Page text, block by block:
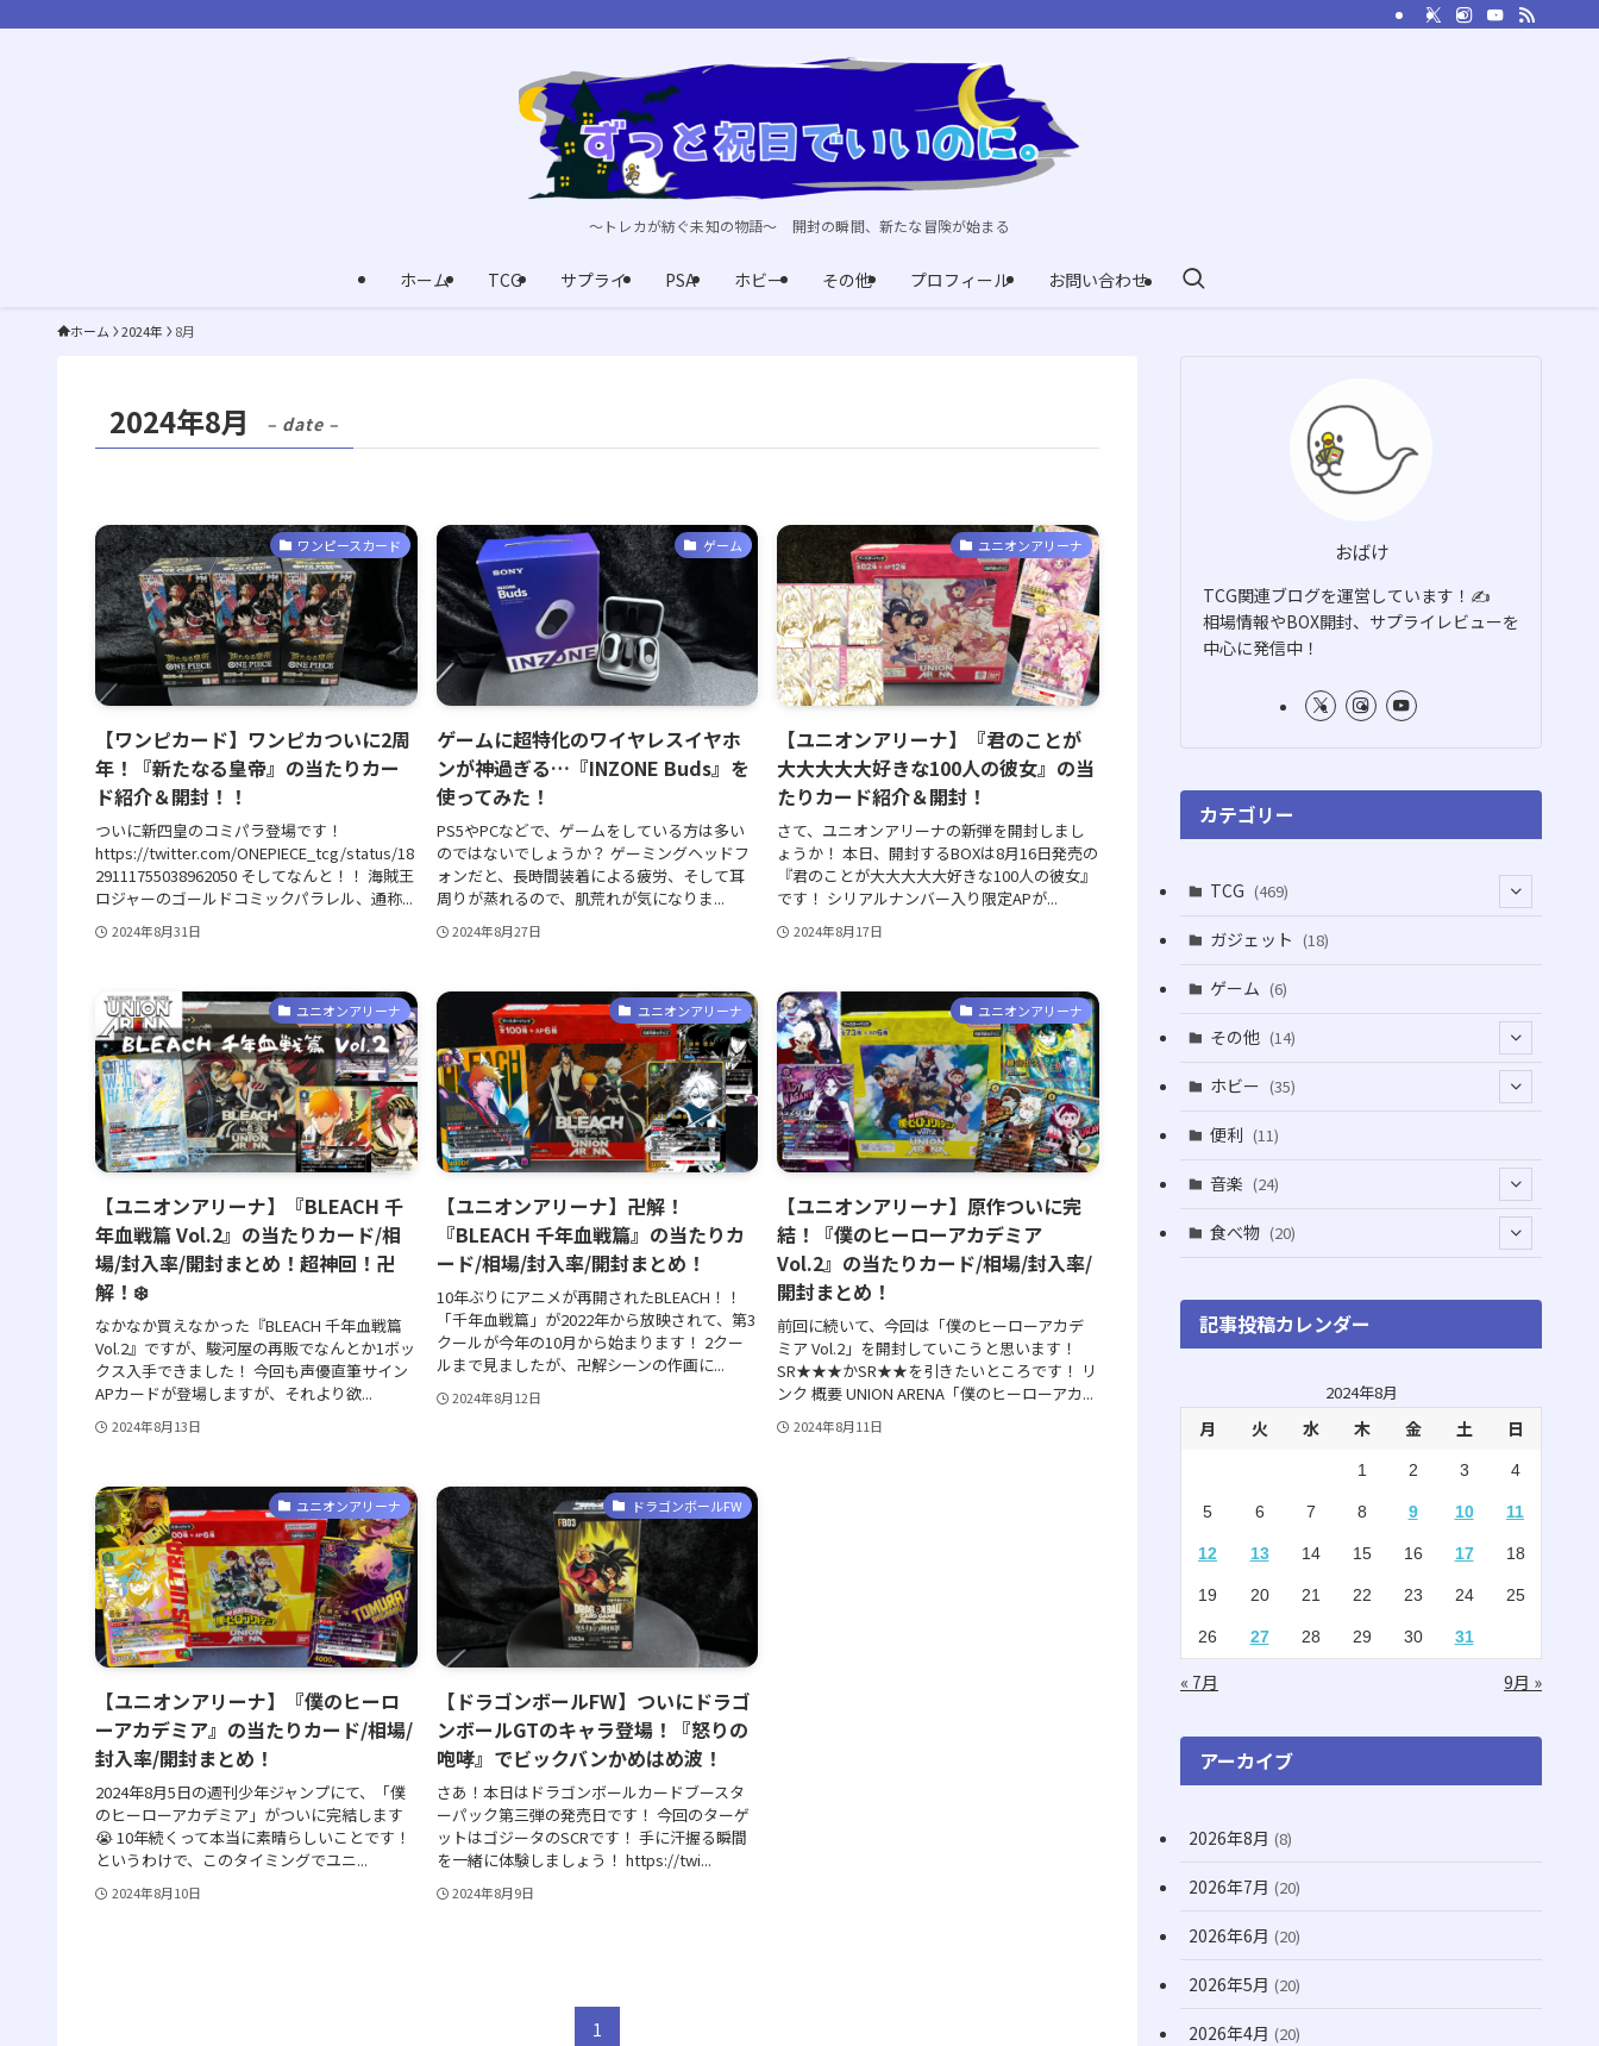
～トレカが紡ぐ未知の物語～ 開封の瞬間、新たな冒険が始まる
ホーム TCG サプライ PSA ホビー その他 プロフィール お問い合わせ
ホーム 2024年 8月
2024年8月 – date –
ワンピースカード
【ワンピカード】ワンピカついに2周
年！『新たなる皇帝』の当たりカー
ド紹介＆開封！！
ついに新四皇のコミパラ登場です！
https://twitter.com/ONEPIECE_tcg/status/18
29111755038962050 そしてなんと！！ 海賊王
ロジャーのゴールドコミックパラレル、通称...
2024年8月31日
ゲーム
ゲームに超特化のワイヤレスイヤホ
ンが神過ぎる…『INZONE Buds』を
使ってみた！
PS5やPCなどで、ゲームをしている方は多い
のではないでしょうか？ ゲーミングヘッドフ
ォンだと、長時間装着による疲労、そして耳
周りが蒸れるので、肌荒れが気になりま...
2024年8月27日
ユニオンアリーナ
【ユニオンアリーナ】『君のことが
大大大大大好きな100人の彼女』の当
たりカード紹介＆開封！
さて、ユニオンアリーナの新弾を開封しまし
ょうか！ 本日、開封するBOXは8月16日発売の
『君のことが大大大大大好きな100人の彼女』
です！ シリアルナンバー入り限定APが...
2024年8月17日
ユニオンアリーナ
【ユニオンアリーナ】『BLEACH 千
年血戦篇 Vol.2』の当たりカード/相
場/封入率/開封まとめ！超神回！卍
解！❄️
なかなか買えなかった『BLEACH 千年血戦篇
Vol.2』ですが、駿河屋の再販でなんとか1ボッ
クス入手できました！ 今回も声優直筆サイン
APカードが登場しますが、それより欲...
2024年8月13日
ユニオンアリーナ
【ユニオンアリーナ】卍解！
『BLEACH 千年血戦篇』の当たりカ
ード/相場/封入率/開封まとめ！
10年ぶりにアニメが再開されたBLEACH！！
「千年血戦篇」が2022年から放映されて、第3
クールが今年の10月から始まります！ 2クー
ルまで見ましたが、卍解シーンの作画に...
2024年8月12日
ユニオンアリーナ
【ユニオンアリーナ】原作ついに完
結！『僕のヒーローアカデミア
Vol.2』の当たりカード/相場/封入率/
開封まとめ！
前回に続いて、今回は「僕のヒーローアカデ
ミア Vol.2」を開封していこうと思います！
SR★★★かSR★★を引きたいところです！ リ
ンク 概要 UNION ARENA「僕のヒーローアカ...
2024年8月11日
ユニオンアリーナ
【ユニオンアリーナ】『僕のヒーロ
ーアカデミア』の当たりカード/相場/
封入率/開封まとめ！
2024年8月5日の週刊少年ジャンプにて、「僕
のヒーローアカデミア」がついに完結します
😭 10年続くって本当に素晴らしいことです！
というわけで、このタイミングでユニ...
2024年8月10日
ドラゴンボールFW
【ドラゴンボールFW】ついにドラゴ
ンボールGTのキャラ登場！『怒りの
咆哮』でビックバンかめはめ波！
さあ！本日はドラゴンボールカードブースタ
ーパック第三弾の発売日です！ 今回のターゲ
ットはゴジータのSCRです！ 手に汗握る瞬間
を一緒に体験しましょう！ https://twi...
2024年8月9日
1
おばけ
TCG関連ブログを運営しています！✍️
相場情報やBOX開封、サプライレビューを
中心に発信中！
カテゴリー
TCG (469)
(16)
(1)
(3)
(4)
(12)
(4)
(6)
(75)
(7)
(22)
(1)
(5)
(16)
(8)
(5)
(10)
(8)
(15)
(1)
ガジェット (18)
ゲーム (6)
その他 (14)
(1)
ホビー (35)
便利 (11)
音楽 (24)
(18)
食べ物 (20)
(6)
記事投稿カレンダー
2024年8月
月 火 水 木 金 土 日
1 2 3 4
5 6 7 8 9 10 11
12 13 14 15 16 17 18
19 20 21 22 23 24 25
26 27 28 29 30 31
« 7月 9月 »
アーカイブ
2026年8月 (8)
2026年7月 (20)
2026年6月 (20)
2026年5月 (20)
2026年4月 (20)